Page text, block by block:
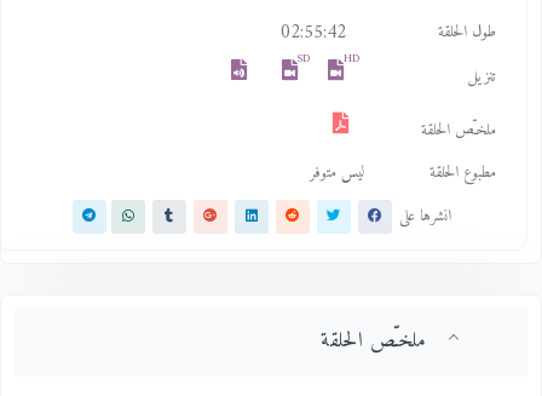
طول الحلقة 02:55:42
تنزيل
HD
SD
ملخـّص الحلقة
مطبوع الحلقة
ليس متوفر
انشرها على
ملخـّص الحلقة